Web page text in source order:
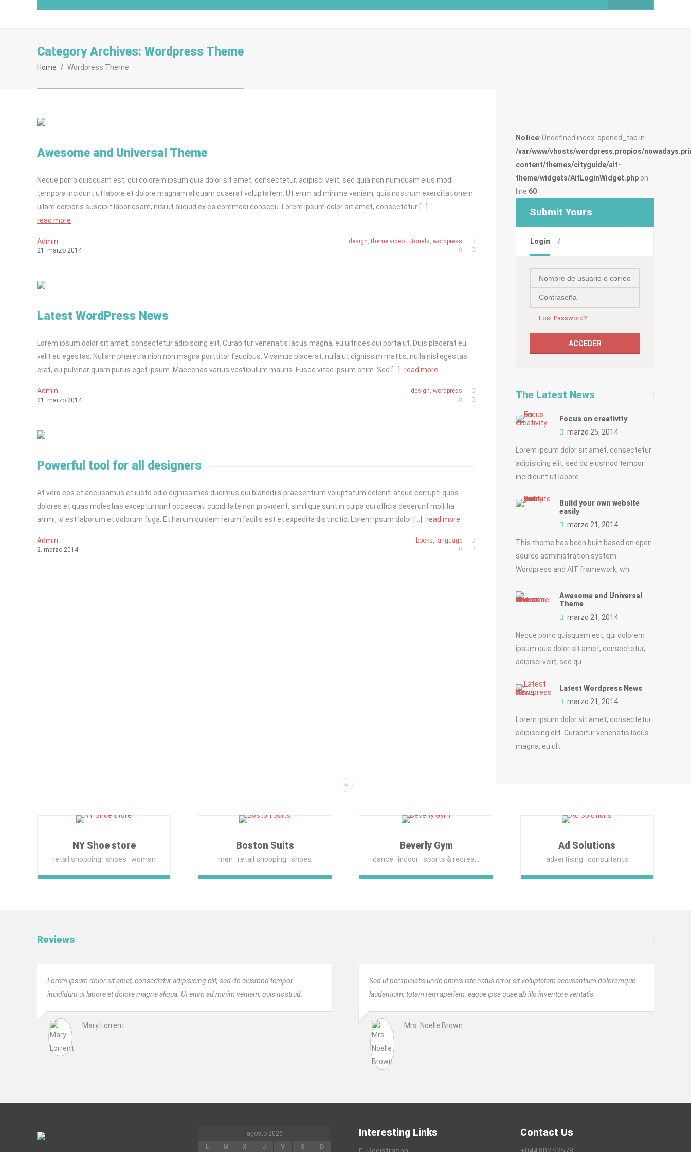
Category Archives: Wordpress Theme
Home / Wordpress Theme
Awesome and Universal Theme
Neque porro quisquam est, qui dolorem ipsum quia dolor sit amet, consectetur, adipisci velit, sed quia non numquam eius modi
tempora incidunt ut labore et dolore magnam aliquam quaerat voluptatem. Ut enim ad minima veniam, quis nostrum exercitationem
ullam corporis suscipit laboriosam, nisi ut aliquid ex ea commodi consequ. Lorem ipsum dolor sit amet, consectetur […]
read more
Admin
21 . marzo 2014
design,theme video tutorials, wordpress
0
Latest WordPress News
Lorem ipsum dolor sit amet, consectetur adipiscing elit. Curabitur venenatis lacus magna, eu ultrices dui porta ut. Duis placerat eu
velit eu egestas. Nullam pharetra nibh non magna porttitor faucibus. Vivamus placerat, nulla ut dignissim mattis, nulla nisl egestas
erat, eu pulvinar quam purus eget ipsum. Maecenas varius vestibulum mauris. Fusce vitae ipsum enim. Sed […]
read more
Admin
21 . marzo 2014
design, wordpress
0
Powerful tool for all designers
At vero eos et accusamus et iusto odio dignissimos ducimus qui blanditiis praesentium voluptatum deleniti atque corrupti quos
dolores et quas molestias excepturi sint occaecati cupiditate non provident, similique sunt in culpa qui officia deserunt mollitia
animi, id est laborum et dolorum fuga. Et harum quidem rerum facilis est et expedita distinctio. Lorem ipsum dolor […]
read more
Admin
2. marzo 2014
books, language
0
Notice: Undefined index: opened_tab in
/var/www/vhosts/wordpress.propios/
content/themes/cityguide/ait-
theme/widgets/AitLoginWidget.php on
line 60
Submit Yours
Login
Lost Password?
The Latest News
Focus on creativity
marzo 25, 2014
Lorem ipsum dolor sit amet, consectetur
adipisicing elit, sed do eiusmod tempor
incididunt ut labore
Build your own website
easily
marzo 21, 2014
This theme has been built based on open
source administration system
Wordpress and AIT framework, wh
Awesome and Universal
Theme
marzo 21, 2014
Neque porro quisquam est, qui dolorem
ipsum quia dolor sit amet, consectetur,
adipisci velit, sed qu
Latest Wordpress News
marzo 21, 2014
Lorem ipsum dolor sit amet, consectetur
adipiscing elit. Curabitur venenatis lacus
magna, eu ult
NY Shoe store
retail shopping shoes woman
Boston Suits
men retail shopping shoes
Beverly Gym
dance indoor sports & recreation
Ad Solutions
advertising consultants
Reviews
Lorem ipsum dolor sit amet, consectetur adipisicing elit, sed do eiusmod tempor
incididunt ut labore et dolore magna aliqua. Ut enim ad minim veniam, quis nostrud.
Mary Lorrent
Sed ut perspiciatis unde omnis iste natus error sit voluptatem accusantium doloremque
laudantium, totam rem aperiam, eaque ipsa quae ab illo inventore veritatis.
Mrs. Noelle Brown
agosto 2026
L
M X J V S D
Interesting Links Contact Us